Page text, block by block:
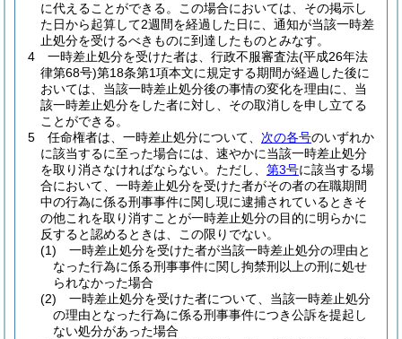
に代えることができる。
この場合においては、その掲示し
た日から起算して2週間を経過した日に、通知が当該一時差
止処分を受けるべきものに到達したものとみなす。
4
一時差止処分を受けた者は、行政不服審査法(平成26年法
律第68号)第18条第1項本文に規定する期間が経過した後に
おいては、当該一時差止処分後の事情の変化を理由に、当
該一時差止処分をした者に対し、その取消しを申し立てる
ことができる。
5
任命権者は、一時差止処分について、 次の各号のいずれか
に該当するに至った場合には、速やかに当該一時差止処分
を取り消さなければならない。 ただし、 第3号に該当する場
合において、一時差止処分を受けた者がその者の在職期間
中の行為に係る刑事事件に関し現に逮捕されているときそ
の他これを取り消すことが一時差止処分の目的に明らかに
反すると認めるときは、この限りでない。
(1)
一時差止処分を受けた者が当該一時差止処分の理由と
なった行為に係る刑事事件に関し拘禁刑以上の刑に処せ
られなかった場合
(2)
一時差止処分を受けた者について、当該一時差止処分
の理由となった行為に係る刑事事件につき公訴を提起し
ない処分があった場合